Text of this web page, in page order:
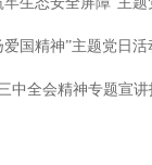
国精神”主题党日
中全会精神专题宣讲